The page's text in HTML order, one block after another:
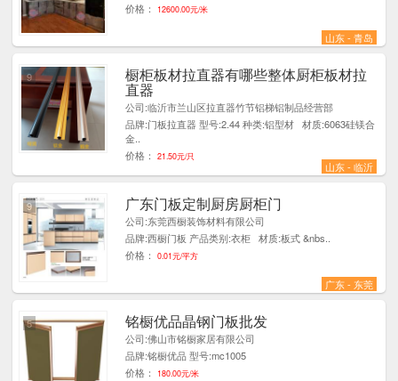
价格：
12600.00元/米
山东 - 青岛
橱柜板材拉直器有哪些整体厨柜板材拉
直器
公司:临沂市兰山区拉直器竹节铝梯铝制品经营部
品牌:门板拉直器 型号:2.44 种类:铝型材 材质:6063硅镁合
金..
价格：
21.50元/只
山东 - 临沂
9
广东门板定制厨房厨柜门
公司:东莞西橱装饰材料有限公司
品牌:西橱门板 产品类别:衣柜 材质:板式 &nbs..
价格：
0.01元/平方
广东 - 东莞
9
铭橱优品晶钢门板批发
公司:佛山市铭橱家居有限公司
品牌:铭橱优品 型号:mc1005
价格：
180.00元/米
5